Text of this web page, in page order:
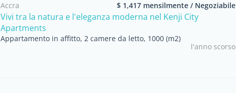
Accra $ 1,417 mensilmente / Negoziabile
Vivi tra la natura e l'eleganza moderna nel Kenji City
Apartments
Appartamento in affitto, 2 camere da letto, 1000 (m2)
l'anno scorso